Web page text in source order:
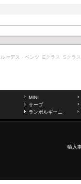
セデス・ベンツ Eクラス Sクラス
MINI
サーブ
ランボルギーニ
輸入